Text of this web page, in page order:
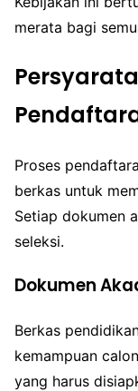
merata bagi
Proses
berkas untuk
Setiap dokumen
seleksi.
Dokumen
Berkas
kemampuan
yang harus